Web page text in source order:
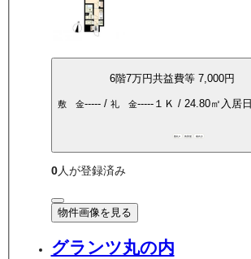
6階7万円共益費等 7,000円
敷 金-----/ 礼 金-----１Ｋ / 24.80㎡ 入居日
敷礼0 角部屋 南向き
0人が登録済み
物件画像を見る
グランツ丸の内